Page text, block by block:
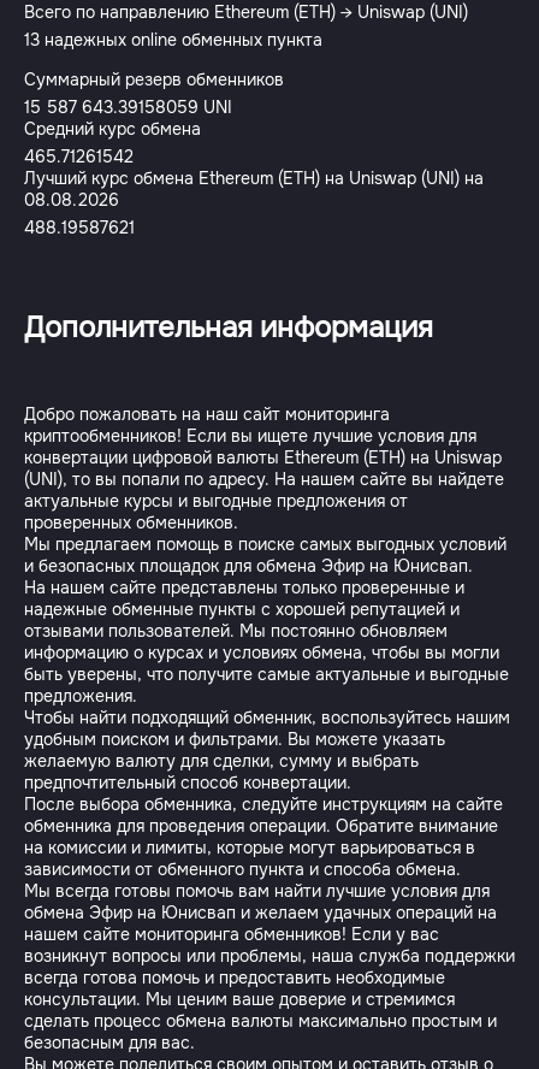
Всего по направлению Ethereum (ETH) → Uniswap (UNI)
13 надежных online обменных пункта
Суммарный резерв обменников
15 587 643.39158059 UNI
Средний курс обмена
465.71261542
Лучший курс обмена Ethereum (ETH) на Uniswap (UNI) на
08.08.2026
488.19587621
Дополнительная информация
Добро пожаловать на наш сайт мониторинга
криптообменников! Если вы ищете лучшие условия для
конвертации цифровой валюты Ethereum (ETH) на Uniswap
(UNI), то вы попали по адресу. На нашем сайте вы найдете
актуальные курсы и выгодные предложения от
проверенных обменников.
Мы предлагаем помощь в поиске самых выгодных условий
и безопасных площадок для обмена Эфир на Юнисвап.
На нашем сайте представлены только проверенные и
надежные обменные пункты с хорошей репутацией и
отзывами пользователей. Мы постоянно обновляем
информацию о курсах и условиях обмена, чтобы вы могли
быть уверены, что получите самые актуальные и выгодные
предложения.
Чтобы найти подходящий обменник, воспользуйтесь нашим
удобным поиском и фильтрами. Вы можете указать
желаемую валюту для сделки, сумму и выбрать
предпочтительный способ конвертации.
После выбора обменника, следуйте инструкциям на сайте
обменника для проведения операции. Обратите внимание
на комиссии и лимиты, которые могут варьироваться в
зависимости от обменного пункта и способа обмена.
Мы всегда готовы помочь вам найти лучшие условия для
обмена Эфир на Юнисвап и желаем удачных операций на
нашем сайте мониторинга обменников! Если у вас
возникнут вопросы или проблемы, наша служба поддержки
всегда готова помочь и предоставить необходимые
консультации. Мы ценим ваше доверие и стремимся
сделать процесс обмена валюты максимально простым и
безопасным для вас.
Вы можете поделиться своим опытом и оставить отзыв о